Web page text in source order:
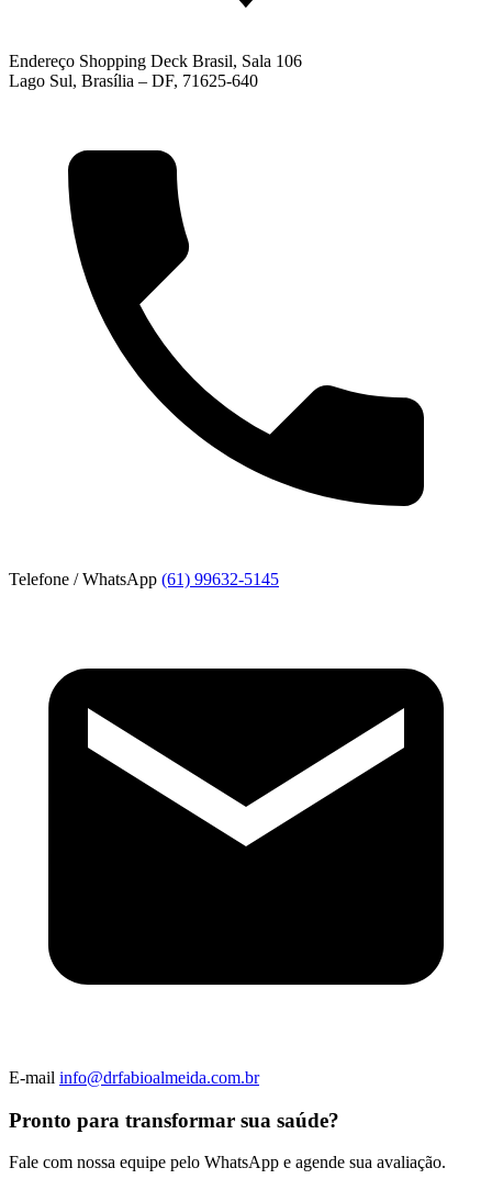
Endereço Shopping Deck Brasil, Sala 106
Lago Sul, Brasília – DF, 71625-640
Telefone / WhatsApp (61) 99632-5145
E-mail info@drfabioalmeida.com.br
Pronto para transformar sua saúde?
Fale com nossa equipe pelo WhatsApp e agende sua avaliação.